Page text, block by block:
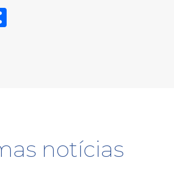
notícias